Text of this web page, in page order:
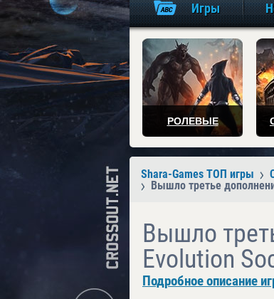
Игры
РОЛЕВЫЕ
Shara-Games ТОП игры
Вышло третье
Вышло
Evolution
Подробное описание